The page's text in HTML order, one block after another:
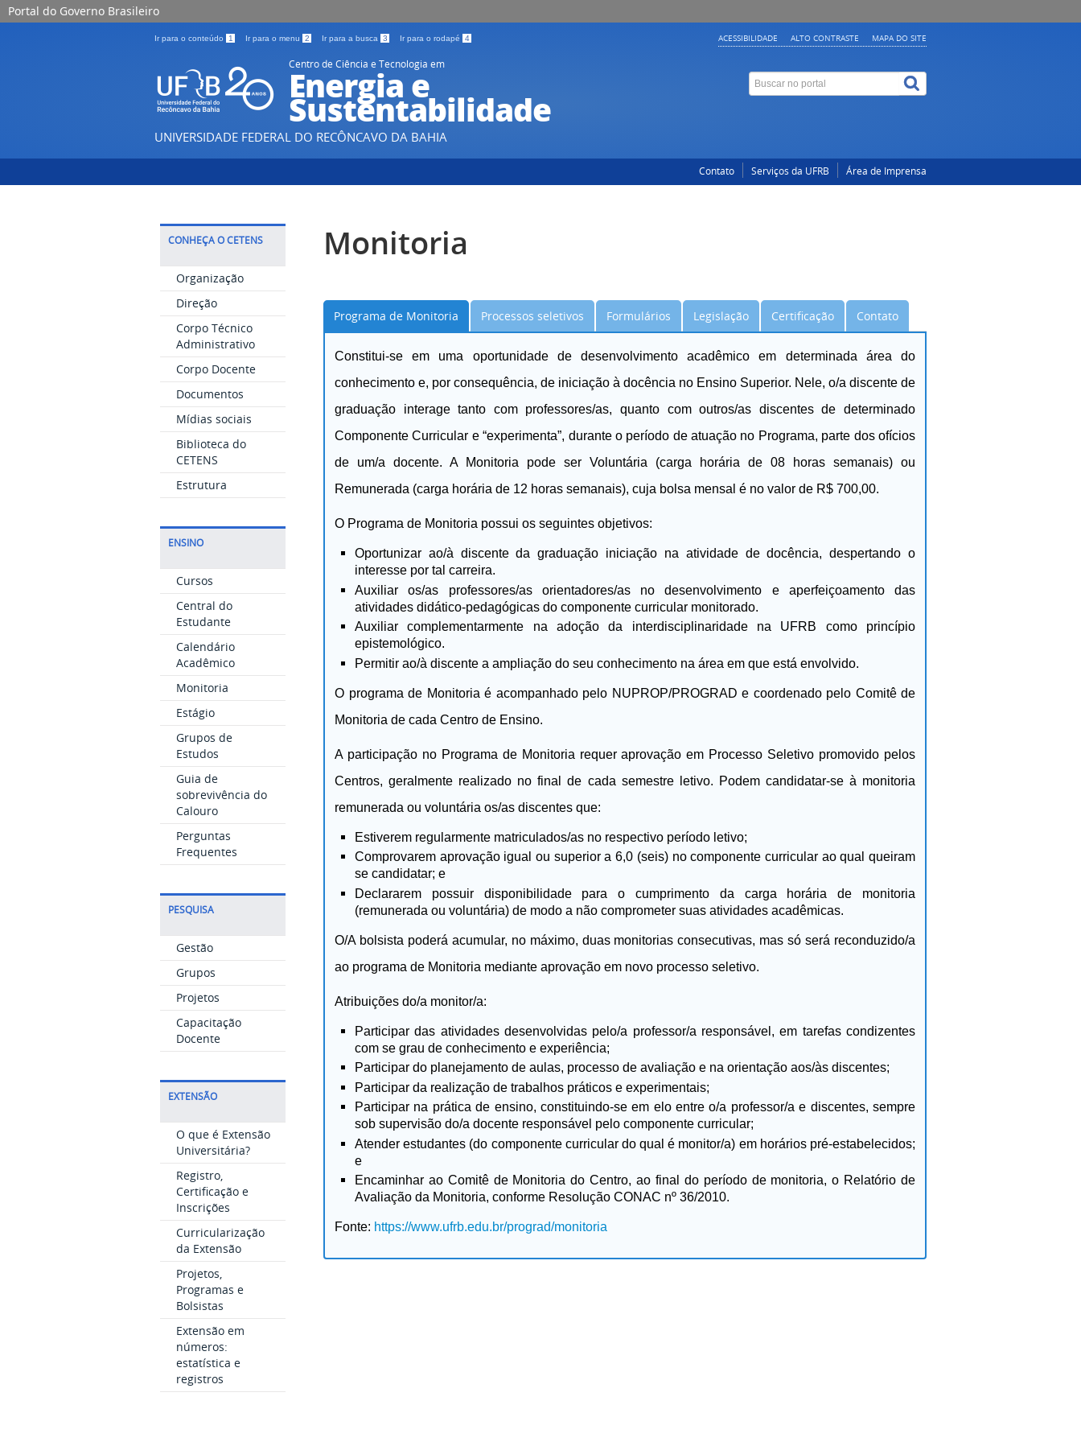
Portal do Governo Brasileiro
Ir para o conteúdo 1 Ir para o menu 2 Ir para a busca 3 Ir para o rodapé 4 ACESSIBILIDADE ALTO CONTRASTE MAPA DO SITE
Centro de Ciência e Tecnologia em
Energia e
Sustentabilidade
UNIVERSIDADE FEDERAL DO RECÔNCAVO DA BAHIA
Contato Serviços da UFRB Área de Imprensa
CONHEÇA O CETENS
Organização
Direção
Corpo Técnico
Administrativo
Corpo Docente
Documentos
Mídias sociais
Biblioteca do
CETENS
Estrutura
ENSINO
Cursos
Central do
Estudante
Calendário
Acadêmico
Monitoria
Estágio
Grupos de
Estudos
Guia de
sobrevivência do
Calouro
Perguntas
Frequentes
PESQUISA
Gestão
Grupos
Projetos
Capacitação
Docente
EXTENSÃO
O que é Extensão
Universitária?
Registro,
Certificação e
Inscrições
Curricularização
da Extensão
Projetos,
Programas e
Bolsistas
Extensão em
números:
estatística e
registros
Monitoria
Programa de Monitoria Processos seletivos Formulários Legislação Certificação Contato
Constitui-se em uma oportunidade de desenvolvimento acadêmico em determinada área do
conhecimento e, por consequência, de iniciação à docência no Ensino Superior. Nele, o/a discente de
graduação interage tanto com professores/as, quanto com outros/as discentes de determinado
Componente Curricular e “experimenta”, durante o período de atuação no Programa, parte dos ofícios
de um/a docente. A Monitoria pode ser Voluntária (carga horária de 08 horas semanais) ou
Remunerada (carga horária de 12 horas semanais), cuja bolsa mensal é no valor de R$ 700,00.
O Programa de Monitoria possui os seguintes objetivos:
Oportunizar ao/à discente da graduação iniciação na atividade de docência, despertando o
interesse por tal carreira.
Auxiliar os/as professores/as orientadores/as no desenvolvimento e aperfeiçoamento das
atividades didático-pedagógicas do componente curricular monitorado.
Auxiliar complementarmente na adoção da interdisciplinaridade na UFRB como princípio
epistemológico.
Permitir ao/à discente a ampliação do seu conhecimento na área em que está envolvido.
O programa de Monitoria é acompanhado pelo NUPROP/PROGRAD e coordenado pelo Comitê de
Monitoria de cada Centro de Ensino.
A participação no Programa de Monitoria requer aprovação em Processo Seletivo promovido pelos
Centros, geralmente realizado no final de cada semestre letivo. Podem candidatar-se à monitoria
remunerada ou voluntária os/as discentes que:
Estiverem regularmente matriculados/as no respectivo período letivo;
Comprovarem aprovação igual ou superior a 6,0 (seis) no componente curricular ao qual queiram
se candidatar; e
Declararem possuir disponibilidade para o cumprimento da carga horária de monitoria
(remunerada ou voluntária) de modo a não comprometer suas atividades acadêmicas.
O/A bolsista poderá acumular, no máximo, duas monitorias consecutivas, mas só será reconduzido/a
ao programa de Monitoria mediante aprovação em novo processo seletivo.
Atribuições do/a monitor/a:
Participar das atividades desenvolvidas pelo/a professor/a responsável, em tarefas condizentes
com se grau de conhecimento e experiência;
Participar do planejamento de aulas, processo de avaliação e na orientação aos/às discentes;
Participar da realização de trabalhos práticos e experimentais;
Participar na prática de ensino, constituindo-se em elo entre o/a professor/a e discentes, sempre
sob supervisão do/a docente responsável pelo componente curricular;
Atender estudantes (do componente curricular do qual é monitor/a) em horários pré-estabelecidos;
e
Encaminhar ao Comitê de Monitoria do Centro, ao final do período de monitoria, o Relatório de
Avaliação da Monitoria, conforme Resolução CONAC nº 36/2010.
Fonte: https://www.ufrb.edu.br/prograd/monitoria